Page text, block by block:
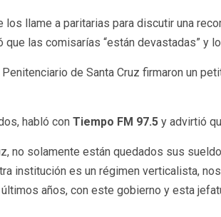
llame a paritarias para discutir una
las comisarías “están devastadas” y
de Santa Cruz firmaron un
habló con Tiempo FM 97.5 y advirtió
no solamente están quedados sus
institución es un régimen verticalista,
años, con este gobierno y esta